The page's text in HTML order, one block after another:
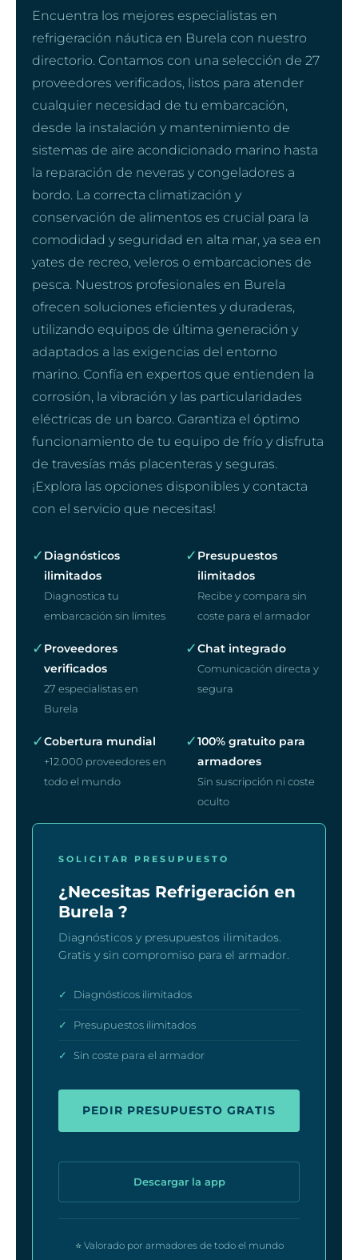
Encuentra los mejores especialistas en
refrigeración náutica en Burela con nuestro
directorio. Contamos con una selección de 27
proveedores verificados, listos para atender
cualquier necesidad de tu embarcación,
desde la instalación y mantenimiento de
sistemas de aire acondicionado marino hasta
la reparación de neveras y congeladores a
bordo. La correcta climatización y
conservación de alimentos es crucial para la
comodidad y seguridad en alta mar, ya sea en
yates de recreo, veleros o embarcaciones de
pesca. Nuestros profesionales en Burela
ofrecen soluciones eficientes y duraderas,
utilizando equipos de última generación y
adaptados a las exigencias del entorno
marino. Confía en expertos que entienden la
corrosión, la vibración y las particularidades
eléctricas de un barco. Garantiza el óptimo
funcionamiento de tu equipo de frío y disfruta
de travesías más placenteras y seguras.
¡Explora las opciones disponibles y contacta
con el servicio que necesitas!
✓ Diagnósticos
ilimitados
Diagnostica tu
embarcación sin límites
✓ Presupuestos
ilimitados
Recibe y compara sin
coste para el armador
✓ Proveedores
verificados
27 especialistas en
Burela
✓Chat integrado
Comunicación directa y
segura
✓Cobertura mundial
+12.000 proveedores en
todo el mundo
✓100% gratuito para
armadores
Sin suscripción ni coste
oculto
SOLICITAR PRESUPUESTO
¿Necesitas Refrigeración en
Burela ?
Diagnósticos y presupuestos ilimitados.
Gratis y sin compromiso para el armador.
✓ Diagnósticos ilimitados
✓ Presupuestos ilimitados
✓ Sin coste para el armador
PEDIR PRESUPUESTO GRATIS
Descargar la app
⭐ Valorado por armadores de todo el mundo